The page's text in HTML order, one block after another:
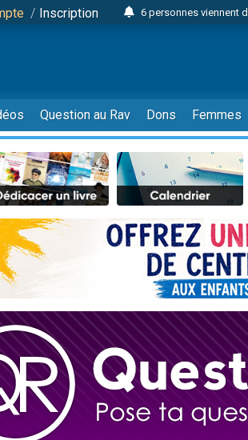
/ Inscription
6 personnes viennent
2 personnes
17 personnes
4 personnes viennent
Il reste 49 places
23 personnes
Eva vient de donner
4 personnes viennent
3 personnes viennent
3 personnes
Odaya vient de
13 personnes
2 personnes viennent
30 personnes
Il reste 49 places
3 personnes viennent
Question au Rav Dons Femmes